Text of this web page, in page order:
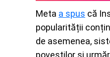
Meta a spus că
popularității
de asemenea,
poveștilor și